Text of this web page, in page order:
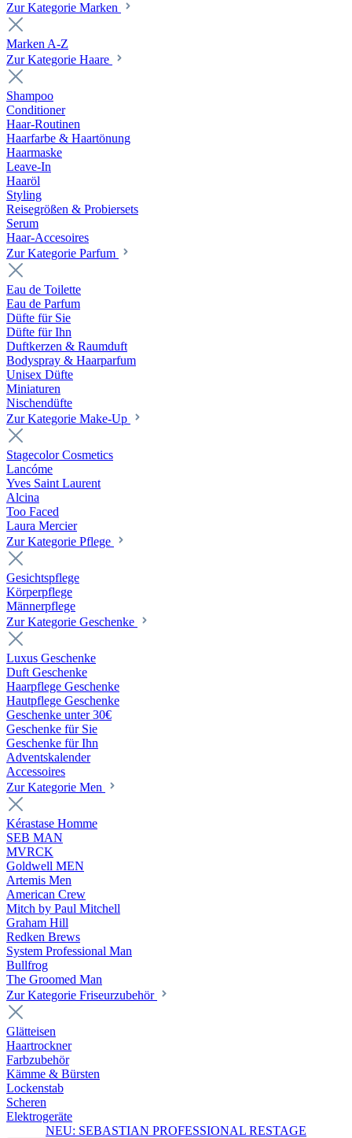
Zur Kategorie Marken
Marken A-Z
Zur Kategorie Haare
Shampoo
Conditioner
Haar-Routinen
Haarfarbe & Haartönung
Haarmaske
Leave-In
Haaröl
Styling
Reisegrößen & Probiersets
Serum
Haar-Accesoires
Zur Kategorie Parfum
Eau de Toilette
Eau de Parfum
Düfte für Sie
Düfte für Ihn
Duftkerzen & Raumduft
Bodyspray & Haarparfum
Unisex Düfte
Miniaturen
Nischendüfte
Zur Kategorie Make-Up
Stagecolor Cosmetics
Lancóme
Yves Saint Laurent
Alcina
Too Faced
Laura Mercier
Zur Kategorie Pflege
Gesichtspflege
Körperpflege
Männerpflege
Zur Kategorie Geschenke
Luxus Geschenke
Duft Geschenke
Haarpflege Geschenke
Hautpflege Geschenke
Geschenke unter 30€
Geschenke für Sie
Geschenke für Ihn
Adventskalender
Accessoires
Zur Kategorie Men
Kérastase Homme
SEB MAN
MVRCK
Goldwell MEN
Artemis Men
American Crew
Mitch by Paul Mitchell
Graham Hill
Redken Brews
System Professional Man
Bullfrog
The Groomed Man
Zur Kategorie Friseurzubehör
Glätteisen
Haartrockner
Farbzubehör
Kämme & Bürsten
Lockenstab
Scheren
Elektrogeräte
NEU: SEBASTIAN PROFESSIONAL RESTAGE